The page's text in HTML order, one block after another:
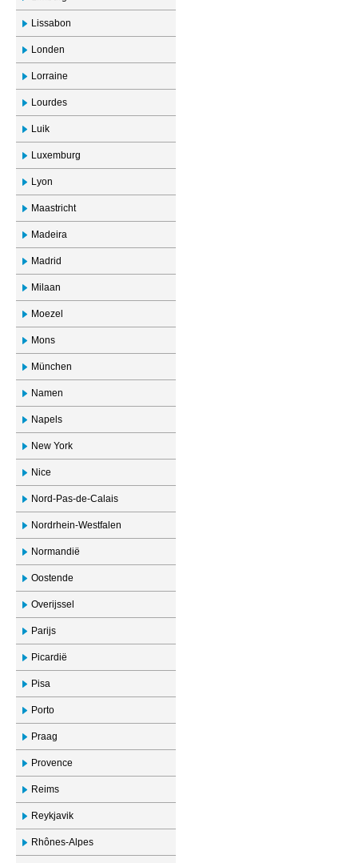
Lissabon
Londen
Lorraine
Lourdes
Luik
Luxemburg
Lyon
Maastricht
Madeira
Madrid
Milaan
Moezel
Mons
München
Namen
Napels
New York
Nice
Nord-Pas-de-Calais
Nordrhein-Westfalen
Normandië
Oostende
Overijssel
Parijs
Picardië
Pisa
Porto
Praag
Provence
Reims
Reykjavik
Rhônes-Alpes